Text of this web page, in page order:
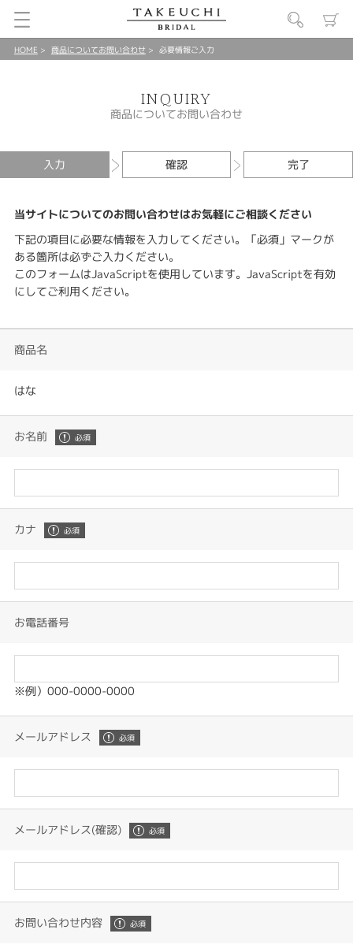
HOME 商品についてお問い合わせ 必要情報ご入力
INQUIRY
商品についてお問い合わせ
入力 確認 完了
当サイトについてのお問い合わせはお気軽にご相談ください
下記の項目に必要な情報を入力してください。「必須」マークが
ある箇所は必ずご入力ください。
このフォームはJavaScriptを使用しています。JavaScriptを有効
にしてご利用ください。
商品名
はな
お名前
カナ
お電話番号
※例）000-0000-0000
メールアドレス
メールアドレス(確認)
お問い合わせ内容